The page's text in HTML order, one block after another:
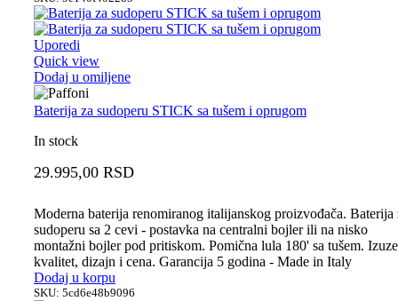
Uporedi
Quick view
Dodaj u omiljene
Baterija za sudoperu STICK sa tušem i oprugom
In stock
29.995,00 RSD
Moderna baterija renomiranog italijanskog proizvođača. Baterija
sudoperu sa 2 cevi - postavka na centralni bojler ili na nisko
montažni bojler pod pritiskom. Pomična lula 180' sa tušem.
kvalitet, dizajn i cena. Garancija 5 godina - Made in Italy
Dodaj u korpu
SKU: 5cd6e48b9096